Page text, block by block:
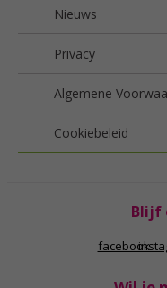
Nieuws
Privacy
Algemene
Cookiebeleid
Blijf
facebook